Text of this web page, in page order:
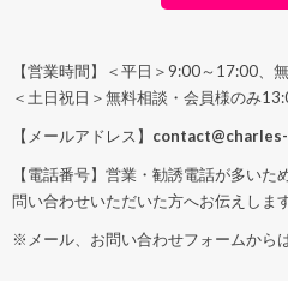
【営業時間】＜平日＞9:00～17:00、
＜土日祝日＞無料相談・会員様のみ
【メールアドレス】
【電話番号】営業・勧誘電話が多い
問い合わせいただいた方へお伝えしま
※メール、お問い合わせフォームから